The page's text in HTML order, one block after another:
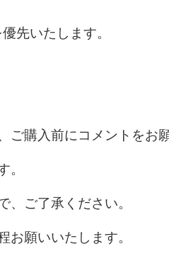
先いたします。
購入前にコメントをお願
。
ご了承ください。
願いいたします。